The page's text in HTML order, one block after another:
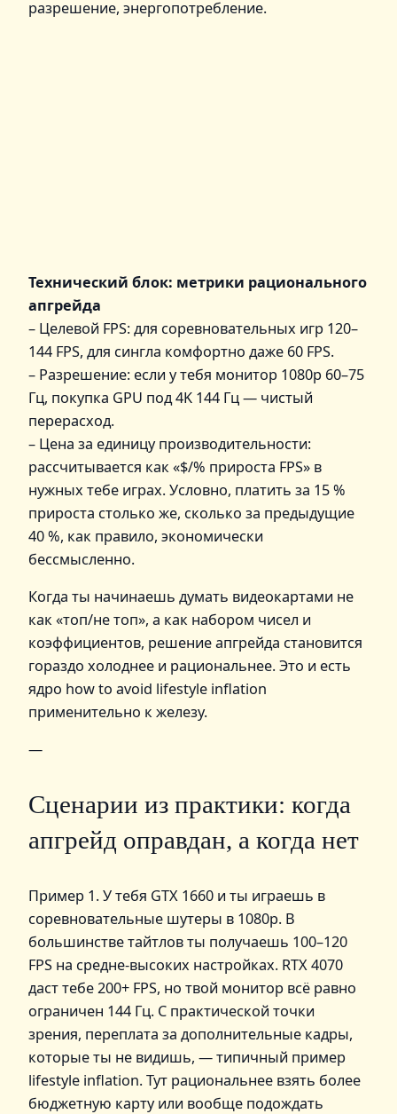
разрешение, энергопотребление.
Технический блок: метрики рационального
апгрейда
– Целевой FPS: для соревновательных игр 120–
144 FPS, для сингла комфортно даже 60 FPS.
– Разрешение: если у тебя монитор 1080p 60–75
Гц, покупка GPU под 4K 144 Гц — чистый
перерасход.
– Цена за единицу производительности:
рассчитывается как «$/% прироста FPS» в
нужных тебе играх. Условно, платить за 15 %
прироста столько же, сколько за предыдущие
40 %, как правило, экономически
бессмысленно.
Когда ты начинаешь думать видеокартами не
как «топ/не топ», а как набором чисел и
коэффициентов, решение апгрейда становится
гораздо холоднее и рациональнее. Это и есть
ядро how to avoid lifestyle inflation
применительно к железу.
—
Сценарии из практики: когда
апгрейд оправдан, а когда нет
Пример 1. У тебя GTX 1660 и ты играешь в
соревновательные шутеры в 1080p. В
большинстве тайтлов ты получаешь 100–120
FPS на средне‑высоких настройках. RTX 4070
даст тебе 200+ FPS, но твой монитор всё равно
ограничен 144 Гц. С практической точки
зрения, переплата за дополнительные кадры,
которые ты не видишь, — типичный пример
lifestyle inflation. Тут рациональнее взять более
бюджетную карту или вообще подождать